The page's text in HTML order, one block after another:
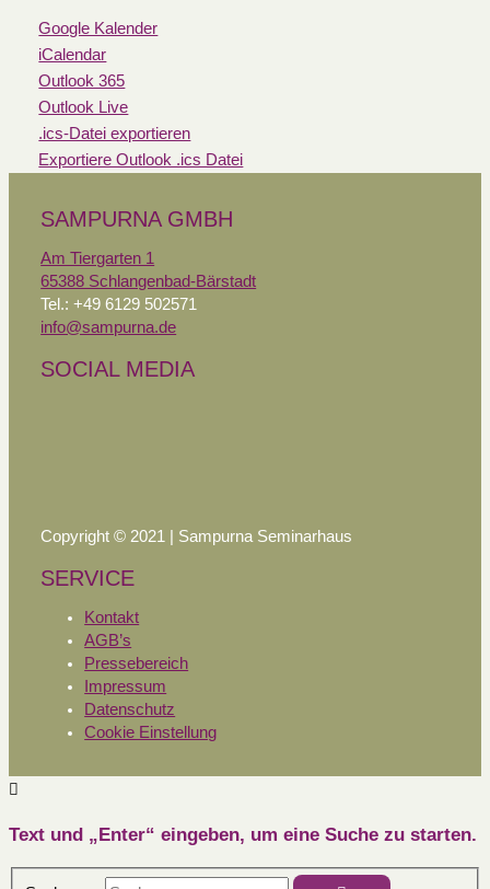
Google Kalender
iCalendar
Outlook 365
Outlook Live
.ics-Datei exportieren
Exportiere Outlook .ics Datei
SAMPURNA GMBH
Am Tiergarten 1
65388 Schlangenbad-Bärstadt
Tel.: +49 6129 502571
info@sampurna.de
SOCIAL MEDIA
Copyright © 2021 | Sampurna Seminarhaus
SERVICE
Kontakt
AGB’s
Pressebereich
Impressum
Datenschutz
Cookie Einstellung
Text und „Enter“ eingeben, um eine Suche zu starten.